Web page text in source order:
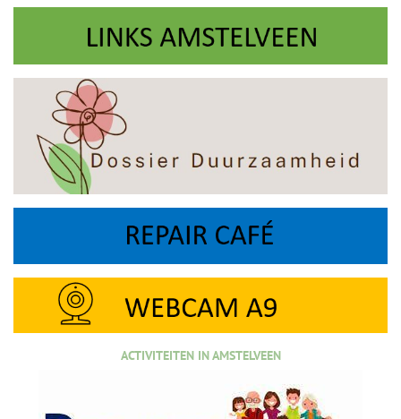
ACTIVITEITEN IN AMSTELVEEN